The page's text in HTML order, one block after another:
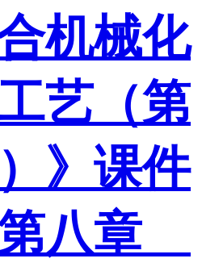
合机械化
艺（第
》课件
八章